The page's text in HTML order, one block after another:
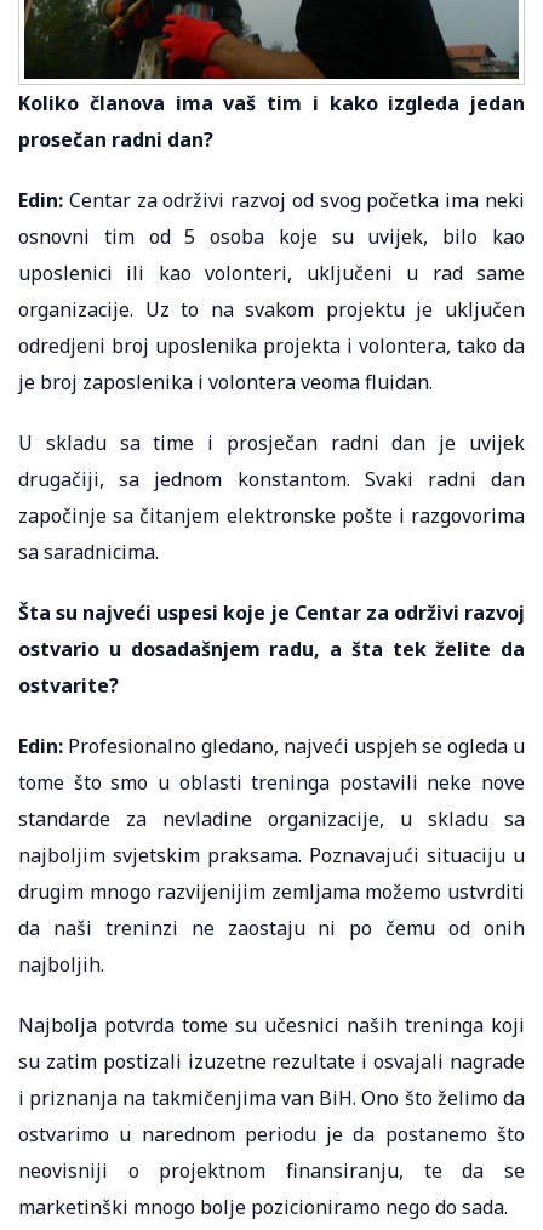
Koliko članova ima vaš tim i kako izgleda jedan
prosečan radni dan?
Edin: Centar za održivi razvoj od svog početka ima neki
osnovni tim od 5 osoba koje su uvijek, bilo kao
uposlenici ili kao volonteri, uključeni u rad same
organizacije. Uz to na svakom projektu je uključen
odredjeni broj uposlenika projekta i volontera, tako da
je broj zaposlenika i volontera veoma fluidan.
U skladu sa time i prosječan radni dan je uvijek
drugačiji, sa jednom konstantom. Svaki radni dan
započinje sa čitanjem elektronske pošte i razgovorima
sa saradnicima.
Šta su najveći uspesi koje je Centar za održivi razvoj
ostvario u dosadašnjem radu, a šta tek želite da
ostvarite?
Edin: Profesionalno gledano, najveći uspjeh se ogleda u
tome što smo u oblasti treninga postavili neke nove
standarde za nevladine organizacije, u skladu sa
najboljim svjetskim praksama. Poznavajući situaciju u
drugim mnogo razvijenijim zemljama možemo ustvrditi
da naši treninzi ne zaostaju ni po čemu od onih
najboljih.
Najbolja potvrda tome su učesnici naših treninga koji
su zatim postizali izuzetne rezultate i osvajali nagrade
i priznanja na takmičenjima van BiH. Ono što želimo da
ostvarimo u narednom periodu je da postanemo što
neovisniji o projektnom finansiranju, te da se
marketinški mnogo bolje pozicioniramo nego do sada.